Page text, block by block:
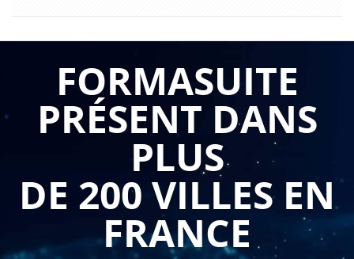
FORMASUITE
PRÉSENT DANS
PLUS
DE 200 VILLES EN
FRANCE